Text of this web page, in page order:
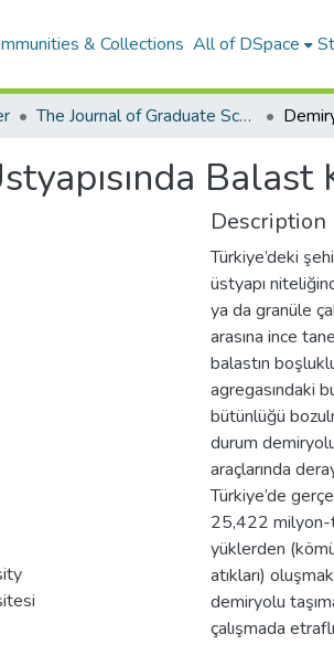
& Collections All of DSpace
The Journal of Graduate School of Natural and Applied Sciences of Mehmet Akif Ersoy University
Description
Türkiye’deki
üstyapı
ya da granüle
arasına ince
balastın
agregasındaki
bütünlüğü
durum
araçlarında
Türkiye’de
25,422 milyon-
yüklerden
atıkları)
demiryolu
çalışmada